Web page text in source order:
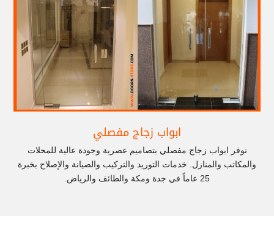
ابواب زجاج مفصلي
نوفر ابواب زجاج مفصلي بتصاميم عصرية وجودة عالية للمحلات
والمكاتب والمنازل. خدمات التوريد والتركيب والصيانة والإصلاح بخبرة
25 عاماً في جدة ومكة والطائف والرياض.